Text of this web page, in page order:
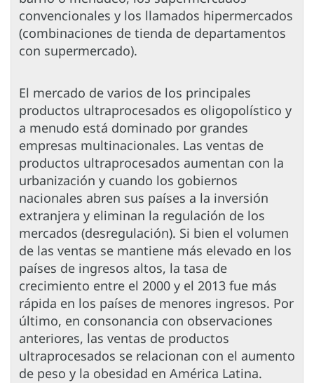
convencionales y los llamados hipermercados
(combinaciones de tienda de departamentos
con supermercado).
El mercado de varios de los principales
productos ultraprocesados es oligopolístico y
a menudo está dominado por grandes
empresas multinacionales. Las ventas de
productos ultraprocesados aumentan con la
urbanización y cuando los gobiernos
nacionales abren sus países a la inversión
extranjera y eliminan la regulación de los
mercados (desregulación). Si bien el volumen
de las ventas se mantiene más elevado en los
países de ingresos altos, la tasa de
crecimiento entre el 2000 y el 2013 fue más
rápida en los países de menores ingresos. Por
último, en consonancia con observaciones
anteriores, las ventas de productos
ultraprocesados se relacionan con el aumento
de peso y la obesidad en América Latina.